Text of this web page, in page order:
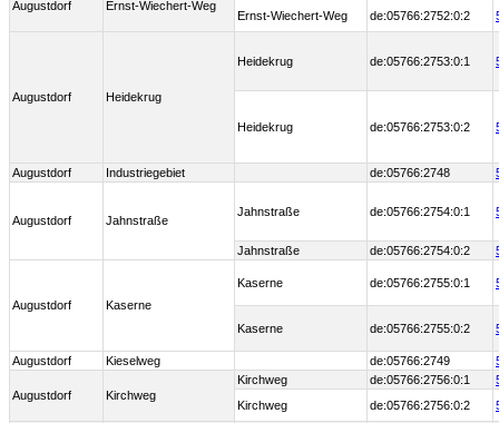
Augustdorf Ernst-Wiechert-Weg
Ernst-Wiechert-Weg
de:05766:2752:0:2
Augustdorf Heidekrug
Heidekrug de:05766:2753:0:1
Heidekrug de:05766:2753:0:2
Augustdorf Industriegebiet de:05766:2748
Augustdorf Jahnstraße
Jahnstraße de:05766:2754:0:1
Jahnstraße de:05766:2754:0:2
Augustdorf Kaserne
Kaserne de:05766:2755:0:1
Kaserne de:05766:2755:0:2
Augustdorf Kieselweg de:05766:2749
Augustdorf Kirchweg
Kirchweg de:05766:2756:0:1
Kirchweg
de:05766:2756:0:2